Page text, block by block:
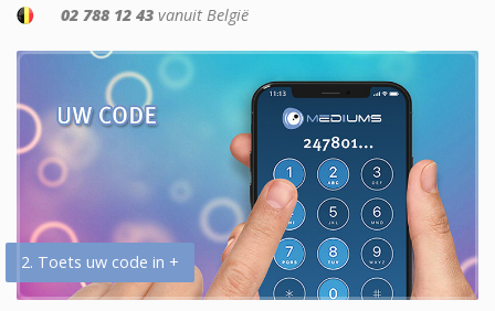
02 788 12 43 vanuit België
2. Toets uw code in +